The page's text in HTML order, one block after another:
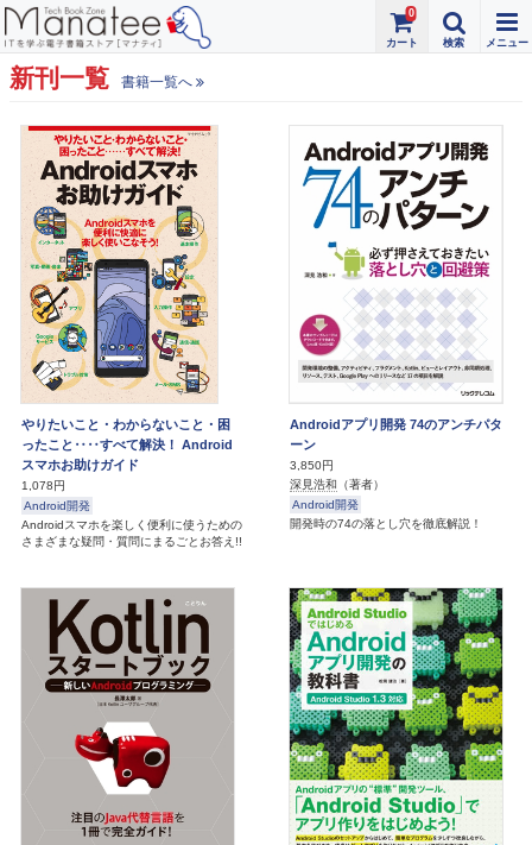
0
新刊一覧 書籍一覧へ
やりたいこと・わからないこと・困
ったこと‥‥すべて解決！ Android
スマホお助けガイド
1,078円
Android開発
Androidスマホを楽しく便利に使うための
さまざまな疑問・質問にまるごとお答え!!
Androidアプリ開発 74のアンチパタ
ーン
3,850円
深見浩和 （著者）
Android開発
開発時の74の落とし穴を徹底解説！